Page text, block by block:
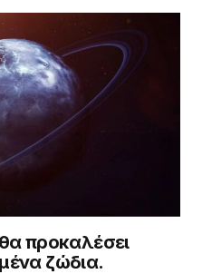
προκαλέσει
ζώδια.